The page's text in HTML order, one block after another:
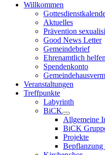
Willkommen
Aktuelles
Prävention
Good News Letter
Gemeindebrief
Ehrenamtlich helfen
Spendenkonto
Veranstaltungen
Treffpunkte
Labyrinth
BiCK
Allgemeine
BiCK
Projekte
Bepflanzung